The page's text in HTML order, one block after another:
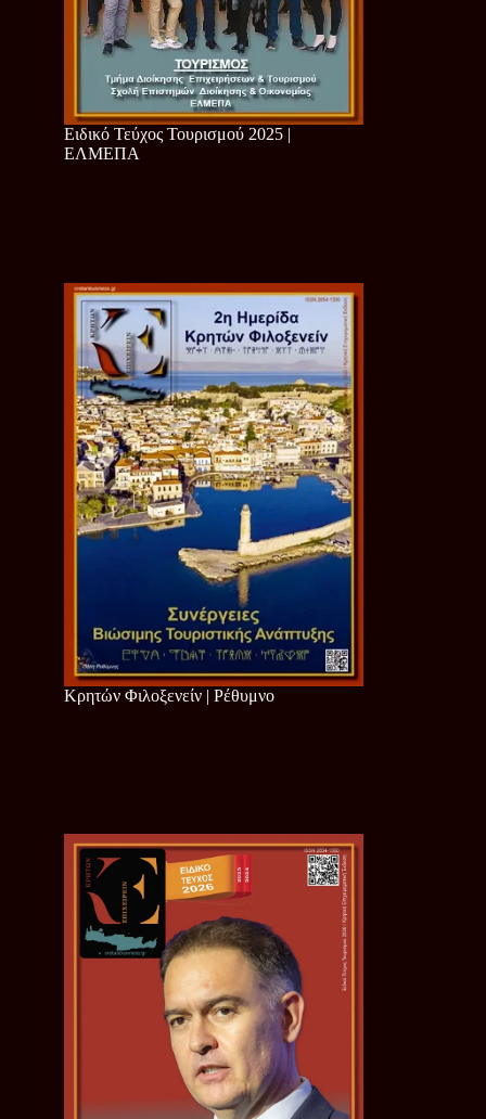
Ειδικό Τεύχος Τουρισμού 2025 |
ΕΛΜΕΠΑ
Κρητών Φιλοξενείν | Ρέθυμνο